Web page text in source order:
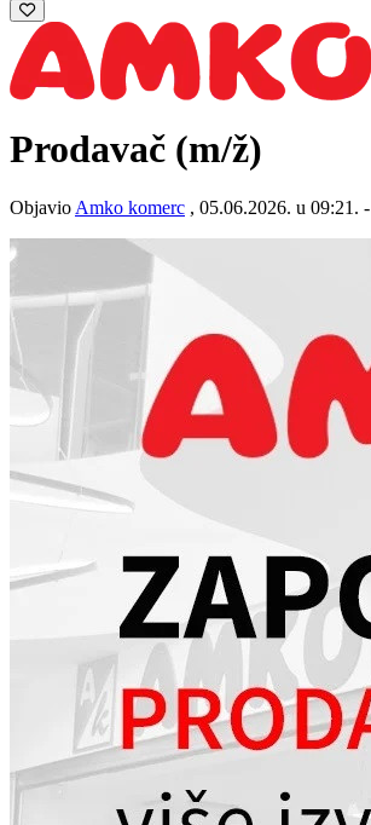
Prodavač (m/ž)
Objavio Amko komerc , 05.06.2026. u 09:21. -